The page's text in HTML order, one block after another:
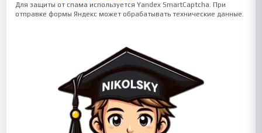
Для защиты от спама используется Yandex SmartCaptcha. При
отправке формы Яндекс может обрабатывать технические данные.